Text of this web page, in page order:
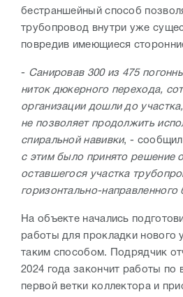
бестраншейный способ
трубопровод внутри уже
повредив имеющиеся
- Санировав 300 из 475
ниток дюкерного перехода,
организации дошли до
не позволяет продолжить
спиральной навивки, -
с этим было принято решение
оставшегося участка
горизонтально-направленного
На объекте начались
работы для прокладки нового
таким способом. Подрядчик
2024 года закончит работы по
первой ветки коллектора и